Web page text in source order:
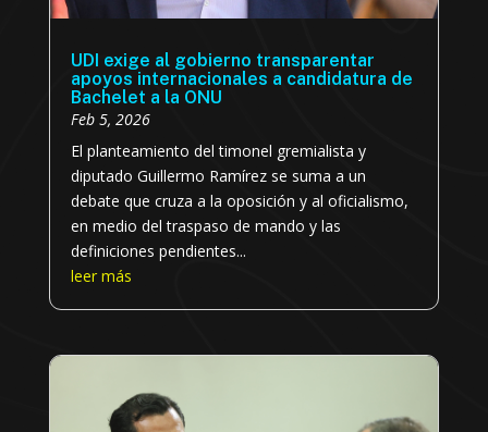
UDI exige al gobierno transparentar
apoyos internacionales a candidatura de
Bachelet a la ONU
Feb 5, 2026
El planteamiento del timonel gremialista y
diputado Guillermo Ramírez se suma a un
debate que cruza a la oposición y al oficialismo,
en medio del traspaso de mando y las
definiciones pendientes...
leer más